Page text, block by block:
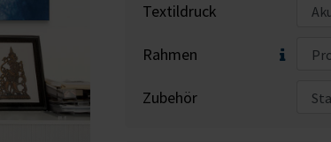
Textildruck
Rahmen
Zubehör